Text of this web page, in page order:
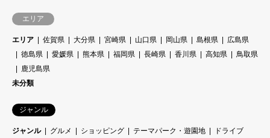
エリア
エリア 佐賀県 大分県 宮崎県 山口県 岡山県 島根県
広島県
徳島県
愛媛県 熊本県 福岡県 長崎県 香川県 高知県
鳥取県
鹿児島県
未分類
ジャンル
ジャンル グルメ ショッピング テーマパーク・遊園地
ドライブ